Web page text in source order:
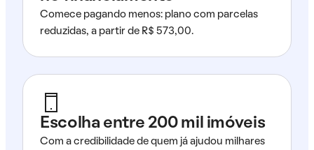
Comece pagando menos: plano com parcelas
reduzidas, a partir de R$ 573,00.
Escolha entre 200 mil imóveis
Com a credibilidade de quem já ajudou milhares